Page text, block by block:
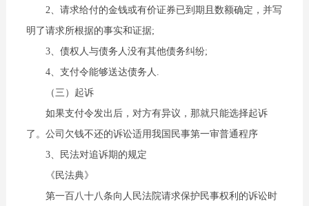
2、请求给付的金钱或有价证券已到期且数额确定，并写
明了请求所根据的事实和证据;
3、债权人与债务人没有其他债务纠纷;
4、支付令能够送达债务人.
（三）起诉
如果支付令发出后，对方有异议，那就只能选择起诉
了。公司欠钱不还的诉讼适用我国民事第一审普通程序
3、民法对追诉期的规定
《民法典》
第一百八十八条向人民法院请求保护民事权利的诉讼时